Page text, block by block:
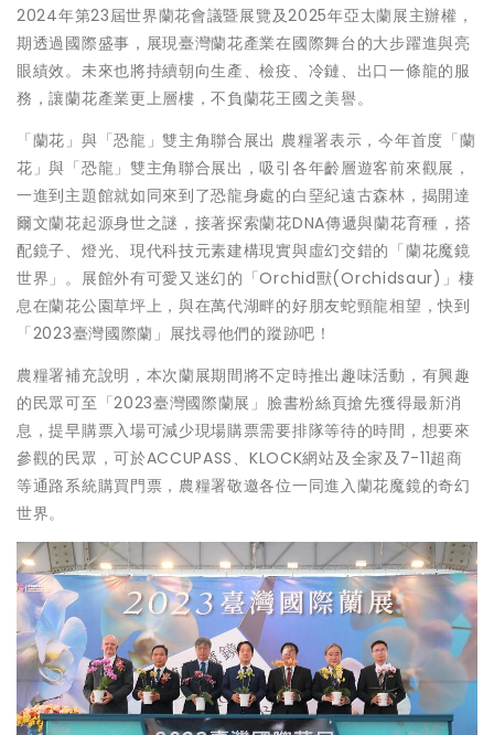
2024年第23屆世界蘭花會議暨展覽及2025年亞太蘭展主辦權，
期透過國際盛事，展現臺灣蘭花產業在國際舞台的大步躍進與亮
眼績效。未來也將持續朝向生產、檢疫、冷鏈、出口一條龍的服
務，讓蘭花產業更上層樓，不負蘭花王國之美譽。
「蘭花」與「恐龍」雙主角聯合展出 農糧署表示，今年首度「蘭
花」與「恐龍」雙主角聯合展出，吸引各年齡層遊客前來觀展，
一進到主題館就如同來到了恐龍身處的白堊紀遠古森林，揭開達
爾文蘭花起源身世之謎，接著探索蘭花DNA傳遞與蘭花育種，搭
配鏡子、燈光、現代科技元素建構現實與虛幻交錯的「蘭花魔鏡
世界」。展館外有可愛又迷幻的「Orchid獸(Orchidsaur)」棲
息在蘭花公園草坪上，與在萬代湖畔的好朋友蛇頸龍相望，快到
「2023臺灣國際蘭」展找尋他們的蹤跡吧！
農糧署補充說明，本次蘭展期間將不定時推出趣味活動，有興趣
的民眾可至「2023臺灣國際蘭展」臉書粉絲頁搶先獲得最新消
息，提早購票入場可減少現場購票需要排隊等待的時間，想要來
參觀的民眾，可於ACCUPASS、KLOCK網站及全家及7-11超商
等通路系統購買門票，農糧署敬邀各位一同進入蘭花魔鏡的奇幻
世界。